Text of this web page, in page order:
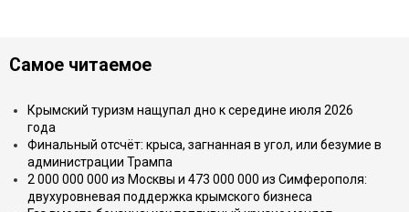
Самое читаемое
Крымский туризм нащупал дно к середине июля 2026
года
Финальный отсчёт: крыса, загнанная в угол, или безумие в
администрации Трампа
2 000 000 000 из Москвы и 473 000 000 из Симферополя:
двухуровневая поддержка крымского бизнеса